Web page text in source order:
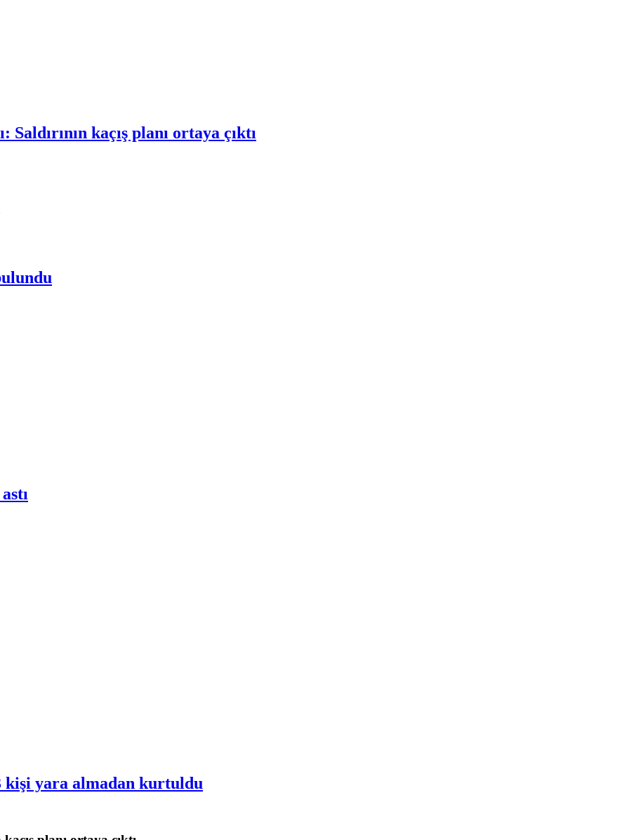
kaçış planı ortaya çıktı
kişi yara almadan kurtuldu